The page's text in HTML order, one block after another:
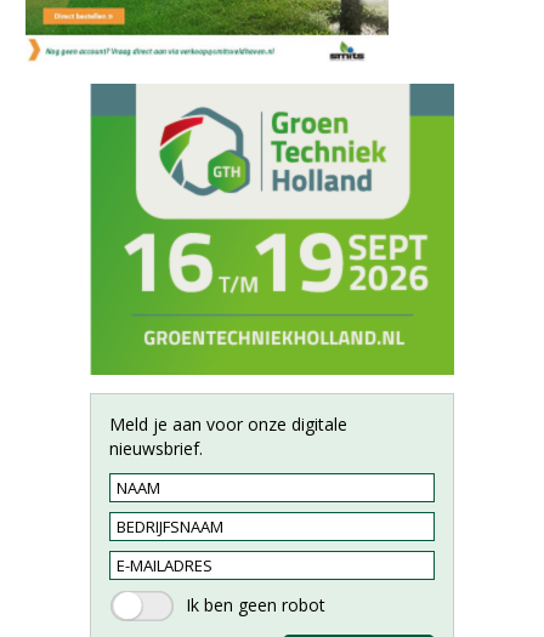
Meld je aan voor onze digitale
nieuwsbrief.